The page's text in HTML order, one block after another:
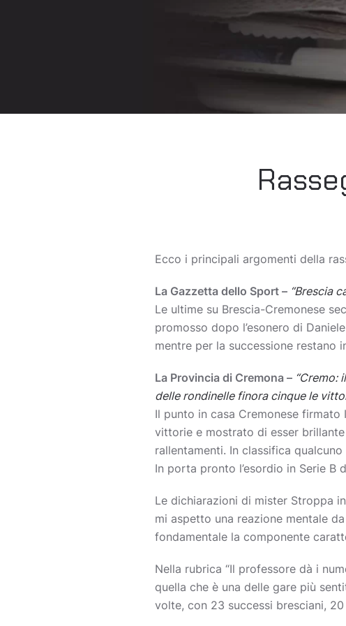
Ecco i principali argomenti della
La Gazzetta dello Sport – “Brescia
Le ultime su Brescia-Cremonese
promosso dopo l’esonero di
mentre per la successione restano
La Provincia di Cremona – “Cremo:
delle rondinelle finora cinque le
Il punto in casa Cremonese
vittorie e mostrato di esser
rallentamenti. In classifica
In porta pronto l’esordio in Serie
Le dichiarazioni di mister Stroppa
mi aspetto una reazione mentale
fondamentale la componente
Nella rubrica “Il professore dà i
quella che è una delle gare più
volte, con 23 successi bresciani,